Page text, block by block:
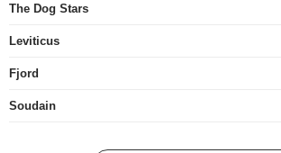
The Dog Stars
Leviticus
Fjord
Soudain